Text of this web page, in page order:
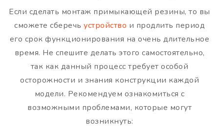
Если сделать монтаж примыкающей резины, то вы
сможете сберечь устройство и продлить период
его срок функционирования на очень длительное
время. Не спешите делать этого самостоятельно,
так как данный процесс требует особой
осторожности и знания конструкции каждой
модели. Рекомендуем ознакомиться с
возможными проблемами, которые могут
возникнуть: